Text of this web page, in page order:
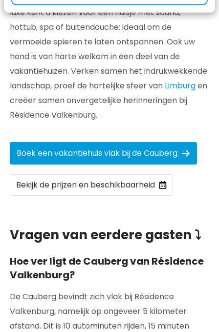
luxe kunt u kiezen voor een huisje met sauna,
hottub, spa of buitendouche: ideaal om de
vermoeide spieren te laten ontspannen. Ook uw
hond is van harte welkom in een deel van de
vakantiehuizen. Verken samen het indrukwekkende
landschap, proef de hartelijke sfeer van Limburgen
creëer samen onvergetelijke herinneringen bij
Résidence Valkenburg.
Boek een vakantiehuis vlak bij de Cauberg
Bekijk de prijzen en beschikbaarheid
Vragen van eerdere gasten ⤵
Hoe ver ligt de Cauberg van Résidence
Valkenburg?
De Cauberg bevindt zich vlak bij Résidence
Valkenburg, namelijk op ongeveer 5 kilometer
afstand. Dit is 10 autominuten rijden, 15 minuten